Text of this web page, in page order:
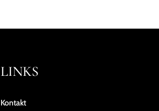
LINKS
Kontakt